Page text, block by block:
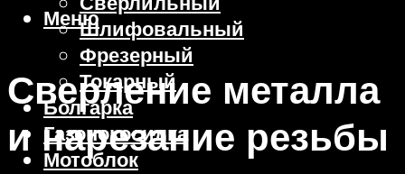
Шлифовальный
Фрезерный
Токарный
Болгарка
Газонокосилка
Мотоблок
Меню
Сверление металла
и нарезание резьбы